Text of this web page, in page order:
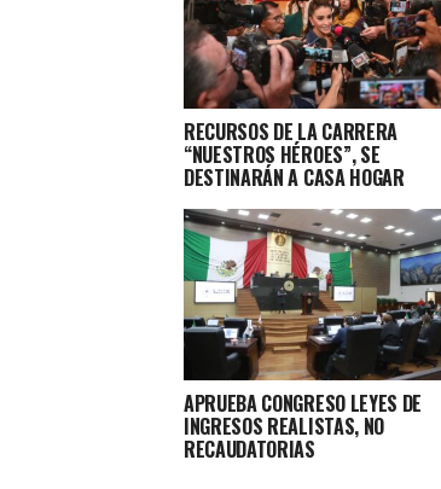
RECURSOS DE LA CARRERA
“NUESTROS HÉROES”, SE
DESTINARÁN A CASA HOGAR
APRUEBA CONGRESO LEYES DE
INGRESOS REALISTAS, NO
RECAUDATORIAS